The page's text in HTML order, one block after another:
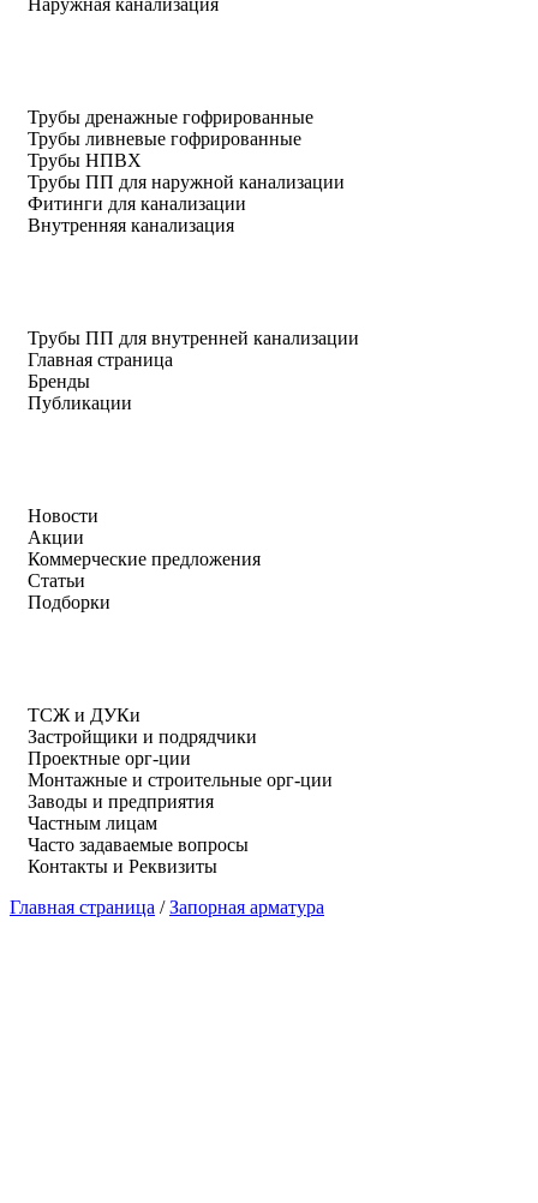
Трубы дренажные гофрированные
Трубы ливневые гофрированные
Трубы НПВХ
Трубы ПП для наружной канализации
Фитинги для канализации
Внутренняя канализация
Трубы ПП для внутренней канализации
Главная страница
Бренды
Публикации
Новости
Акции
Коммерческие предложения
Статьи
Подборки
ТСЖ и ДУКи
Застройщики и подрядчики
Проектные орг-ции
Монтажные и строительные орг-ции
Заводы и предприятия
Частным лицам
Часто задаваемые вопросы
Контакты и Реквизиты
Главная страница /Запорная арматура